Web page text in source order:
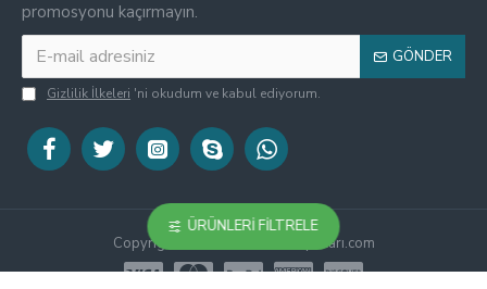
promosyonu kaçırmayın.
GÖNDER
Gizlilik İlkeleri 'ni okudum ve kabul ediyorum.
Copyright © 2019, Mıknatıs Fiyatları.com
ÜRÜNLERI FILTRELE